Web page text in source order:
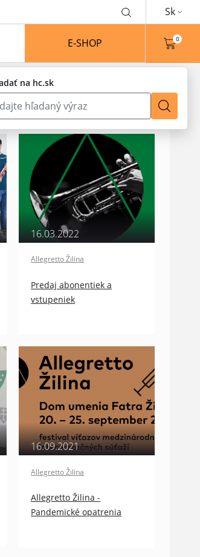
na hc.sk
Sk
E-SHOP 0
16.03.2022
Allegretto Žilina
Predaj abonentiek a
vstupeniek
16.09.2021
Allegretto Žilina
Allegretto Žilina -
Pandemické opatrenia